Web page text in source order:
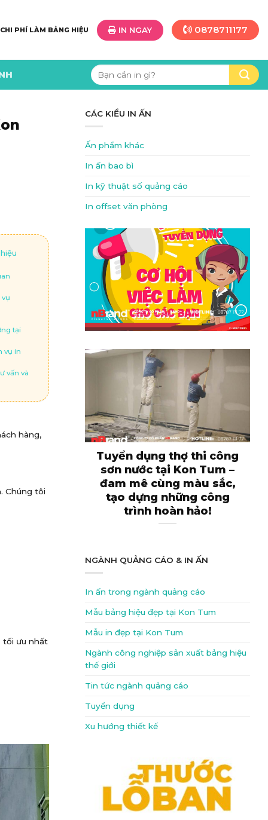
PHÍ LÀM BẢNG HIỆU IN NGAY 0878711177
Tìm
kiếm:
tại
vụ in
vấn và
hàng,
Chúng tôi
tối ưu nhất
CÁC KIỂU IN ẤN
Ấn phẩm khác
In ấn bao bì
In kỹ thuật số quảng cáo
In offset văn phòng
Tuyển dụng thợ thi công
sơn nước tại Kon Tum –
đam mê cùng màu sắc,
tạo dựng những công
trình hoàn hảo!
NGÀNH QUẢNG CÁO & IN ẤN
In ấn trong ngành quảng cáo
Mẫu bảng hiệu đẹp tại Kon Tum
Mẫu in đẹp tại Kon Tum
Ngành công nghiệp sản xuất bảng hiệu
thế giới
Tin tức ngành quảng cáo
Tuyển dụng
Xu hướng thiết kế